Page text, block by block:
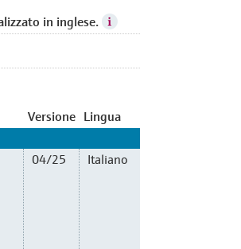
in inglese.
Versione Lingua
04/25 Italiano